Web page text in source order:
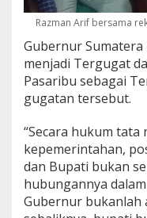
i
a
k
S
h
T
S
O
i
s
Razman Arif bersama
Gubernur Sumatera
menjadi Tergugat
Pasaribu sebagai
gugatan tersebut.
“Secara hukum
kepemerintahan,
dan Bupati bukan
hubungannya
Gubernur bukanlah